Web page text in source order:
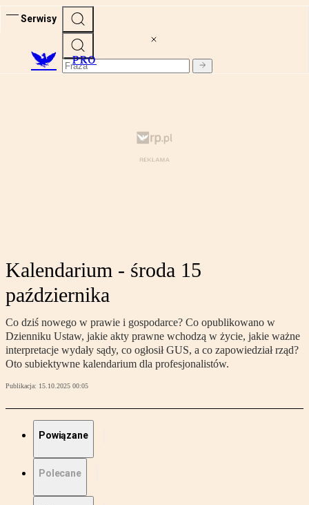
Serwisy
PRO
Kalendarium - środa 15
października
Co dziś nowego w prawie i gospodarce? Co opublikowano w
Dzienniku Ustaw, jakie akty prawne wchodzą w życie, jakie ważne
interpretacje wydały sądy, co ogłosił GUS, a co zapowiedział rząd?
Oto subiektywne kalendarium dla profesjonalistów.
Publikacja: 15.10.2025 00:05
Powiązane
Polecane